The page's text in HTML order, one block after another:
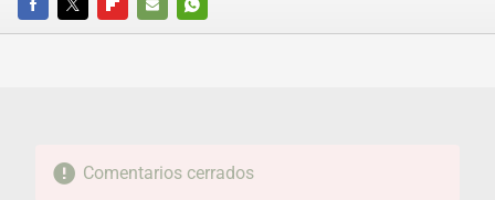
FACEBOOKTWITTERFLIPBOARD
E-
WHATSAPP
Comentarios cerrados